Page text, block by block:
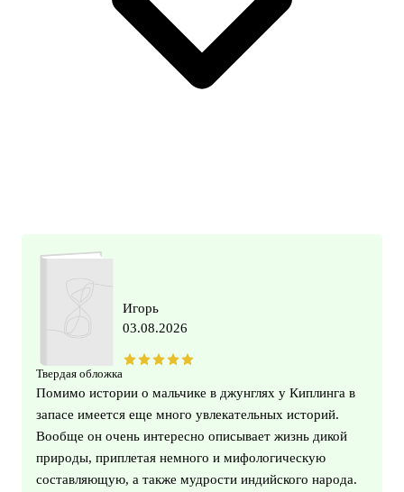
Твердая обложка
Игорь
03.08.2026
Помимо истории о мальчике в джунглях у Киплинга в
запасе имеется еще много увлекательных историй.
Вообще он очень интересно описывает жизнь дикой
природы, приплетая немного и мифологическую
составляющую, а также мудрости индийского народа.